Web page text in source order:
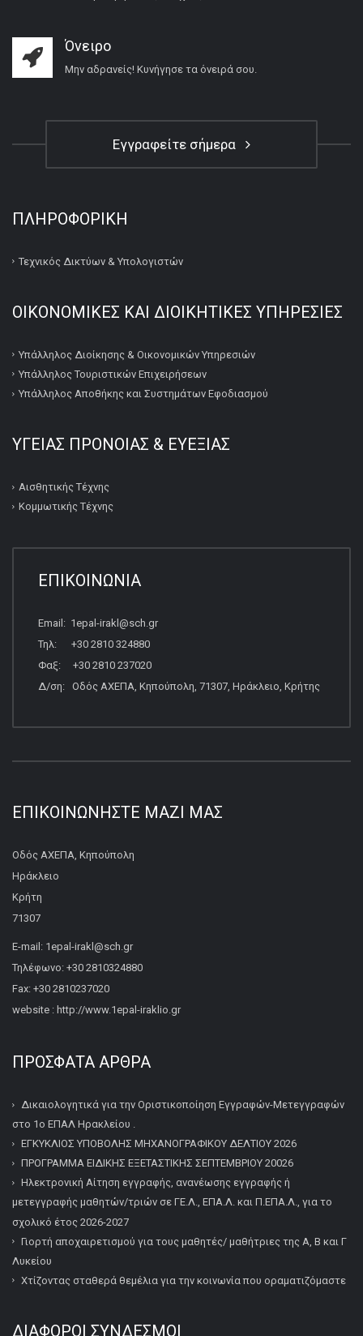
Όνειρο
Μην αδρανείς! Κυνήγησε τα όνειρά σου.
Εγγραφείτε σήμερα
ΠΛΗΡΟΦΟΡΙΚΉ
Τεχνικός Δικτύων & Υπολογιστών
ΟΙΚΟΝΟΜΙΚΕΣ ΚΑΙ ΔΙΟΙΚΗΤΙΚΕΣ ΥΠΗΡΕΣΙΕΣ
Υπάλληλος Διοίκησης & Οικονομικών Υπηρεσιών
Υπάλληλος Τουριστικών Επιχειρήσεων
Υπάλληλος Αποθήκης και Συστημάτων Εφοδιασμού
ΥΓΕΙΑΣ ΠΡΟΝΟΙΑΣ & ΕΥΕΞΙΑΣ
Αισθητικής Τέχνης
Κομμωτικής Τέχνης
ΕΠΙΚΟΙΝΩΝΙΑ
Email: 1epal-irakl@sch.gr
Τηλ: +30 2810 324880
Φαξ: +30 2810 237020
Δ/ση: Οδός ΑΧΕΠΑ, Κηπούπολη, 71307, Ηράκλειο, Κρήτης
ΕΠΙΚΟΙΝΩΝΉΣΤΕ ΜΑΖΊ ΜΑΣ
Οδός ΑΧΕΠΑ, Κηπούπολη
Ηράκλειο
Κρήτη
71307
E-mail: 1epal-irakl@sch.gr
Τηλέφωνο: +30 2810324880
Fax: +30 2810237020
website : http://www.1epal-iraklio.gr
ΠΡΌΣΦΑΤΑ ΆΡΘΡΑ
Δικαιολογητικά για την Οριστικοποίηση Εγγραφών-Μετεγγραφών
στο 1ο ΕΠΑΛ Ηρακλείου .
ΕΓΚΥΚΛΙΟΣ ΥΠΟΒΟΛΗΣ ΜΗΧΑΝΟΓΡΑΦΙΚΟΥ ΔΕΛΤΙΟΥ 2026
ΠΡΟΓΡΑΜΜΑ ΕΙΔΙΚΗΣ ΕΞΕΤΑΣΤΙΚΗΣ ΣΕΠΤΕΜΒΡΙΟΥ 20026
Ηλεκτρονική Αίτηση εγγραφής, ανανέωσης εγγραφής ή
μετεγγραφής μαθητών/τριών σε ΓΕ.Λ., ΕΠΑ.Λ. και Π.ΕΠΑ.Λ., για το
σχολικό έτος 2026-2027
Γιορτή αποχαιρετισμού για τους μαθητές/ μαθήτριες της Α, Β και Γ
Λυκείου
Χτίζοντας σταθερά θεμέλια για την κοινωνία που οραματιζόμαστε
ΔΙΆΦΟΡΟΙ ΣΎΝΔΕΣΜΟΙ